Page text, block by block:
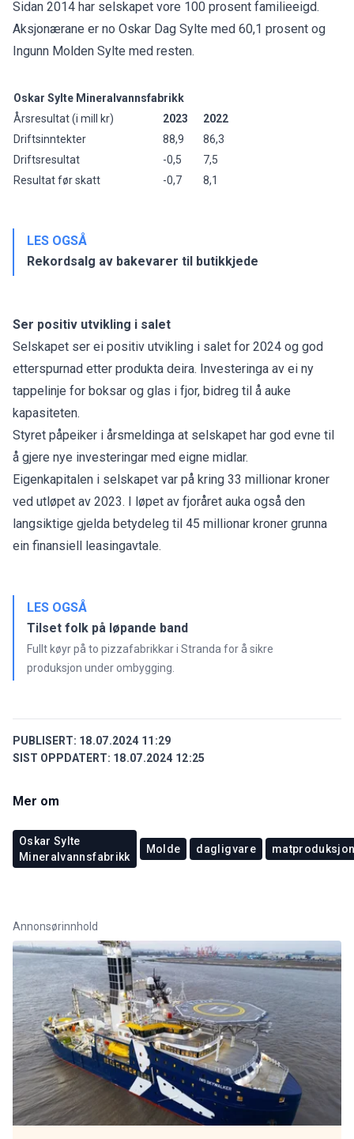
Sidan 2014 har selskapet vore 100 prosent familieeigd.
Aksjonærane er no Oskar Dag Sylte med 60,1 prosent og
Ingunn Molden Sylte med resten.
Oskar Sylte Mineralvannsfabrikk
Årsresultat (i mill kr)
2023
2022
Driftsinntekter
88,9
86,3
Driftsresultat
-0,5
7,5
Resultat før skatt
-0,7 8,1
LES OGSÅ
Rekordsalg av bakevarer til butikkjede
Ser positiv utvikling i salet
Selskapet ser ei positiv utvikling i salet for 2024 og god
etterspurnad etter produkta deira. Investeringa av ei ny
tappelinje for boksar og glas i fjor, bidreg til å auke
kapasiteten.
Styret påpeiker i årsmeldinga at selskapet har god evne til
å gjere nye investeringar med eigne midlar.
Eigenkapitalen i selskapet var på kring 33 millionar kroner
ved utløpet av 2023. I løpet av fjoråret auka også den
langsiktige gjelda betydeleg til 45 millionar kroner grunna
ein finansiell leasingavtale.
LES OGSÅ
Tilset folk på løpande band
Fullt køyr på to pizzafabrikkar i Stranda for å sikre
produksjon under ombygging.
PUBLISERT: 18.07.2024 11:29
SIST OPPDATERT: 18.07.2024 12:25
Mer om
Oskar Sylte
Mineralvannsfabrikk
Molde dagligvare
Annonsørinnhold